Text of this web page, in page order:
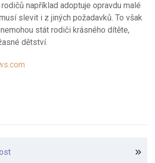
například adoptuje opravdu malé
slevit i z jiných požadavků. To však
stát rodiči krásného dítěte,
dětství.